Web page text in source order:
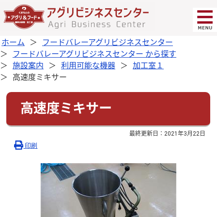
ホーム
フードバレーアグリビジネスセンター
フードバレーアグリビジネスセンター から探す
施設案内
利用可能な機器
加工室１
高速度ミキサー
高速度ミキサー
最終更新日： 2021年3月22日
印刷